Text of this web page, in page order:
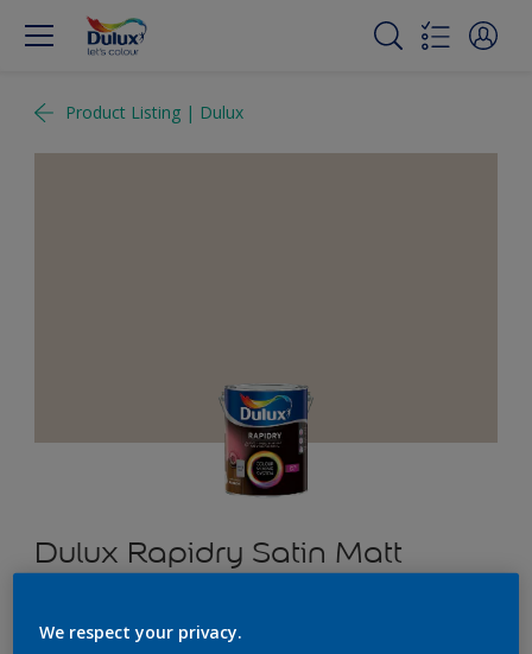
Product Listing | Dulux
Dulux Rapidry Satin Matt
We respect your privacy.